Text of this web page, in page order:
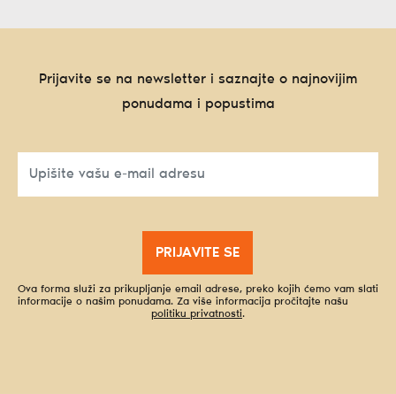
Prijavite se na newsletter i saznajte o najnovijim
ponudama i popustima
PRIJAVITE SE
Ova forma služi za prikupljanje email adrese, preko kojih ćemo vam slati
informacije o našim ponudama. Za više informacija pročitajte našu
politiku privatnosti.